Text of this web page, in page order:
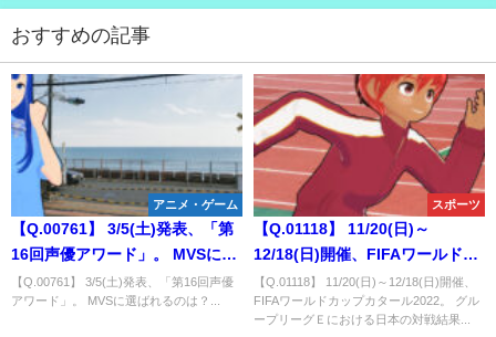
おすすめの記事
アニメ・ゲーム
【Q.00761】 3/5(土)発表、「第
16回声優アワード」。 MVSに選
ばれるのは？
【Q.00761】 3/5(土)発表、「第16回声優
アワード」。 MVSに選ばれるのは？...
スポーツ
【Q.01118】 11/20(日)～
12/18(日)開催、FIFAワールドカ
ップカタール2022。 グループリ
ーグＥにおける日本の対戦結果
は？
【Q.01118】 11/20(日)～12/18(日)開催、
FIFAワールドカップカタール2022。 グル
ープリーグＥにおける日本の対戦結果...